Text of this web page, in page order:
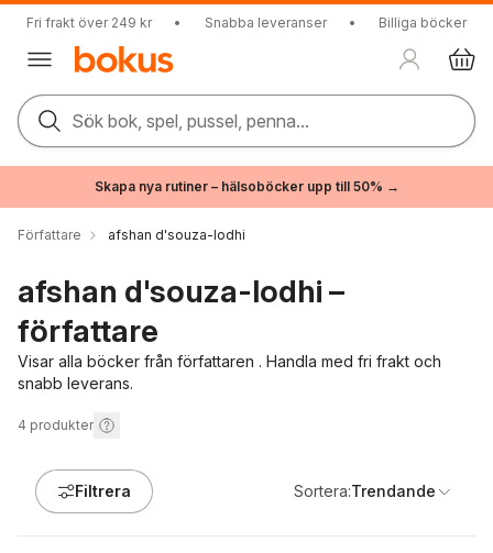
Fri frakt över 249 kr • Snabba leveranser • Billiga böcker
Sök bok, spel, pussel, penna...
Skapa nya rutiner – hälsoböcker upp till 50% →
Författare afshan d'souza-lodhi
afshan d'souza-lodhi –
författare
Visar alla böcker från författaren . Handla med fri frakt och
snabb leverans.
4 produkter
Filtrera Sortera:Trendande